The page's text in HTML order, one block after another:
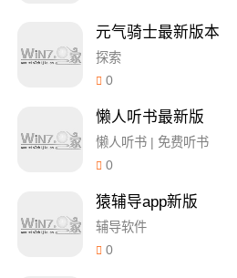
元气骑士最新版本
探索
0
懒人听书最新版
懒人听书 | 免费听书
0
猿辅导app新版
辅导软件
0